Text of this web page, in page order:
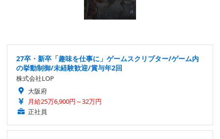
27卒・新卒「趣味を仕事に」ゲームスクリプター/ゲーム内
の挙動制御/未経験歓迎/賞与年2回
株式会社LOP
大阪府
月給25万6,900円～32万円
正社員